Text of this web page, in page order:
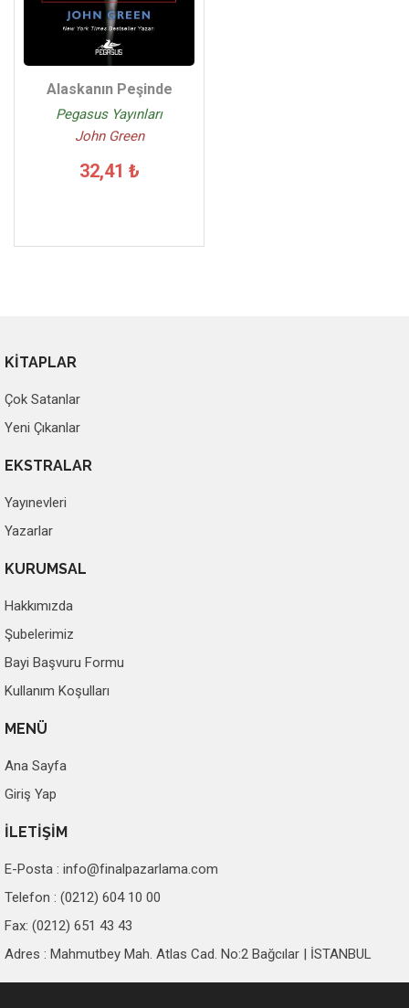
Alaskanın Peşinde
Pegasus Yayınları
John Green
32,41 ₺
KİTAPLAR
Çok Satanlar
Yeni Çıkanlar
EKSTRALAR
Yayınevleri
Yazarlar
KURUMSAL
Hakkımızda
Şubelerimiz
Bayi Başvuru Formu
Kullanım Koşulları
MENÜ
Ana Sayfa
Giriş Yap
İLETİŞİM
E-Posta : info@finalpazarlama.com
Telefon : (0212) 604 10 00
Fax: (0212) 651 43 43
Adres : Mahmutbey Mah. Atlas Cad. No:2 Bağcılar | İSTANBUL